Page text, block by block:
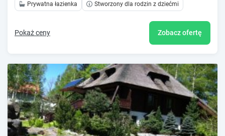
Prywatna łazienka Stworzony dla rodzin z dziećmi
Pokaż ceny Zobacz ofertę